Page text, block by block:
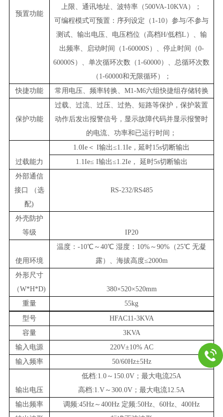
预置功能
上限 、通讯地址、波特率（500VA-10KVA）；
可编程模式可预置：序列设定（1-10）参与/不参与
测试、输出电压、电压档位（高档H/低档L）、输
出频率、启动时间（1-60000S）、停止时间（0-
60000S）、单次循环次数（1-60000）、总循环次数
（1-60000和无限循环）；
快捷功能
常用电压、频率转换 M1-M6六组快捷组存储转换
保护功能
过载、过流、过压、过热、短路等保护，保护装置
动作后发出报警信号，显示故障代码并显示报警时
的电流、功率和已运行时间；
过载能力
1.0Ie＜ I输出≤1.1Ie，延时15s切断输出
1.1Ie≤ I输出≤1.2Ie， 延时5s切断输出
外部通信
接口 （选
配)
RS-232/RS485
外壳防护
等级
IP20
使用环境
温度：-10℃～40℃ 湿度：10%～90%（25℃ 无凝
露）、海拔高度≤2000m
外形尺寸
（W*H*D)
380×520×520mm
重量
55kg
型号
HFAC11-3KVA
容量
3KVA
输入电源
220V±10% AC
输入频率
50/60Hz±5Hz
输出电压
低档:1.0～150.0V；最大电流25A
高档:1.V～300.0V ；最大电流12.5A
输出频率
调频:45Hz～400Hz 定频:50Hz、60Hz、400Hz